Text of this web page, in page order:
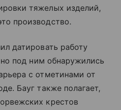
тяжелых изделий,
производство.
датировать работу
под ним обнаружились
с отметинами от
Бауг также полагает,
крестов